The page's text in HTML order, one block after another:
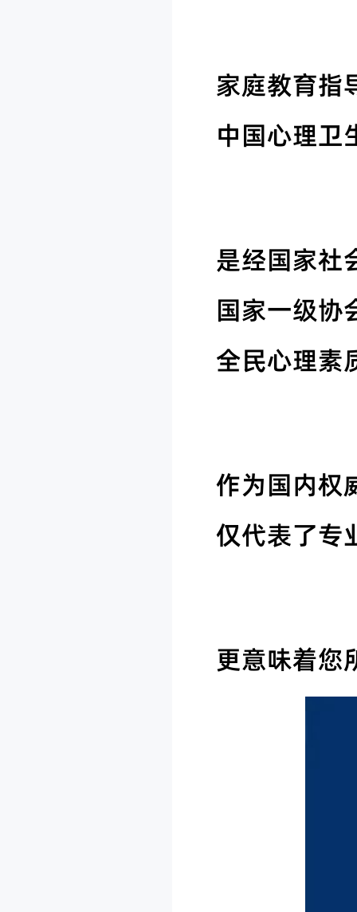
家庭教育指
中国心理卫
是经国家社
国家一级协
全民心理素
作为国内权
仅代表了专
更意味着您